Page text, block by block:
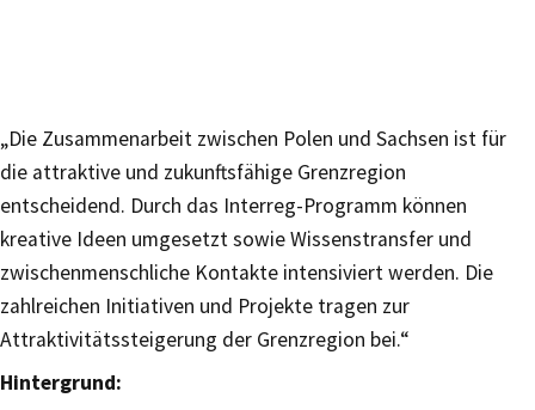
„Die Zusammenarbeit zwischen Polen und Sachsen ist für
die attraktive und zukunftsfähige Grenzregion
entscheidend. Durch das Interreg-Programm können
kreative Ideen umgesetzt sowie Wissenstransfer und
zwischenmenschliche Kontakte intensiviert werden. Die
zahlreichen Initiativen und Projekte tragen zur
Attraktivitätssteigerung der Grenzregion bei.“
Hintergrund: